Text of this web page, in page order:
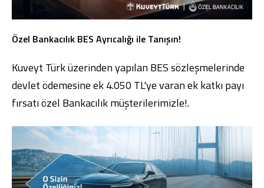
Ticari Kartlar
Tarım Finansmanı
Leasing
Yatırım
Özel Bankacılık BES Ayrıcalığı ile Tanışın!
Kuveyt Türk üzerinden yapılan BES sözleşmelerinde
devlet ödemesine ek 4.050 TL'ye varan ek katkı payı
fırsatı özel Bankacılık müşterilerimizle!.